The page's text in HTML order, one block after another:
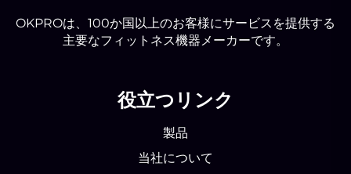
OKPROは、100か国以上のお客様にサービスを提供する
主要なフィットネス機器メーカーです。
役立つリンク
製品
当社について